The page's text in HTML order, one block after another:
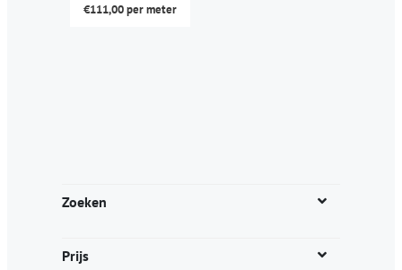
Zoeken
Prijs
€111,00per meter
kan
op